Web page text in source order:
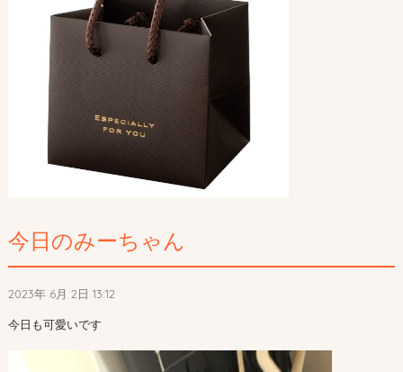
今日のみーちゃん
2023年 6月 2日 13:12
今日も可愛いです